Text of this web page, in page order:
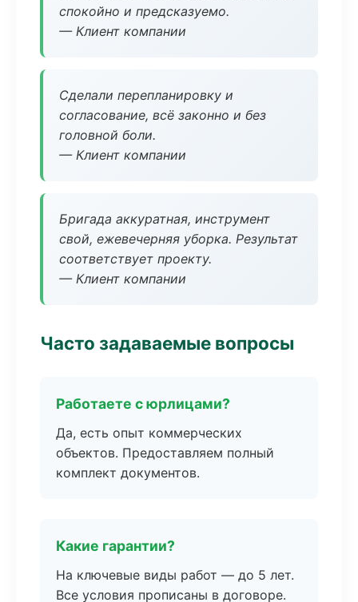
спокойно и предсказуемо.
— Клиент компании
Сделали перепланировку и
согласование, всё законно и без
головной боли.
— Клиент компании
Бригада аккуратная, инструмент
свой, ежевечерняя уборка. Результат
соответствует проекту.
— Клиент компании
Часто задаваемые вопросы
Работаете с юрлицами?
Да, есть опыт коммерческих
объектов. Предоставляем полный
комплект документов.
Какие гарантии?
На ключевые виды работ — до 5 лет.
Все условия прописаны в договоре.